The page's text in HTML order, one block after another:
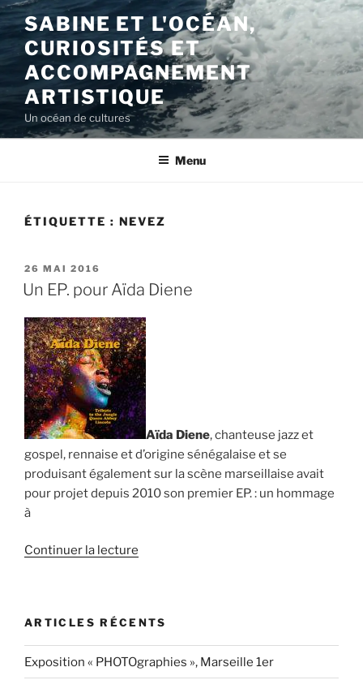
Aller
au
contenu
principal
SABINE ET L'OCÉAN,
CURIOSITÉS ET
ACCOMPAGNEMENT
ARTISTIQUE
Un océan de cultures
Menu
ÉTIQUETTE : NEVEZ
PUBLIÉ
LE
26 MAI 2016
Un EP. pour Aïda Diene
Aïda Diene, chanteuse jazz et
gospel, rennaise et d’origine sénégalaise et se
produisant également sur la scène marseillaise avait
pour projet depuis 2010 son premier EP. : un hommage
à
Continuer la lecture
Aïda
Diene »
ARTICLES RÉCENTS
Exposition « PHOTOgraphies », Marseille 1er